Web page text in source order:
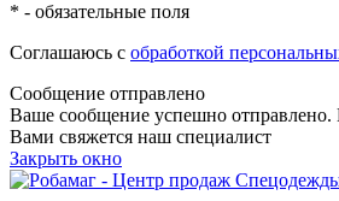
* - обязательные поля
Соглашаюсь с обработкой
Сообщение отправлено
Ваше сообщение успешно
Вами свяжется наш специалист
Закрыть окно